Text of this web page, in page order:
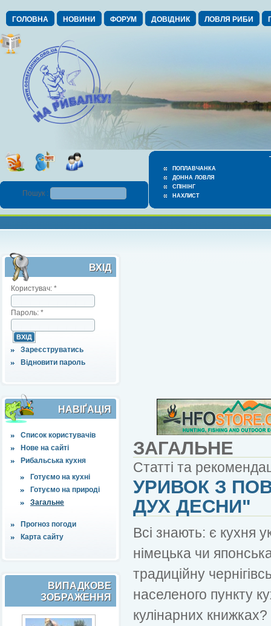
ГОЛОВНА НОВИНИ ФОРУМ ДОВІДНИК ЛОВЛЯ РИБИ
ПОПЛАВЧАНКА
ДОННА ЛОВЛЯ
СПІНІНГ
НАХЛИСТ
Пошук :
ВХІД
Користувач: *
Пароль: *
Зареєструватись
Відновити пароль
НАВІҐАЦІЯ
Список користувачів
Нове на сайті
Рибальська кухня
Готуємо на кухні
Готуємо на природі
Загальне
Прогноз погоди
Карта сайту
ВИПАДКОВЕ
ЗОБРАЖЕННЯ
ЗАГАЛЬНЕ
Статті та
УРИВОК З
ДУХ ДЕСНИ"
Всі знають: є кухня
німецька чи
традиційну
населеного пункту
кулінарних